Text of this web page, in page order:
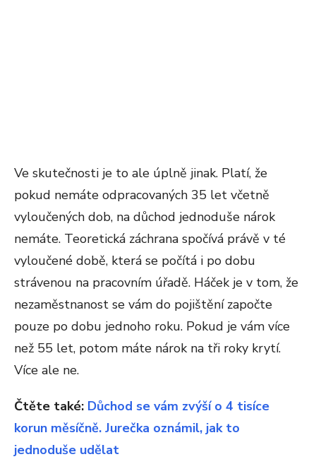
Ve skutečnosti je to ale úplně jinak. Platí, že
pokud nemáte odpracovaných 35 let včetně
vyloučených dob, na důchod jednoduše nárok
nemáte. Teoretická záchrana spočívá právě v té
vyloučené době, která se počítá i po dobu
strávenou na pracovním úřadě. Háček je v tom, že
nezaměstnanost se vám do pojištění započte
pouze po dobu jednoho roku. Pokud je vám více
než 55 let, potom máte nárok na tři roky krytí.
Více ale ne.
Čtěte také: Důchod se vám zvýší o 4 tisíce
korun měsíčně. Jurečka oznámil, jak to
jednoduše udělat